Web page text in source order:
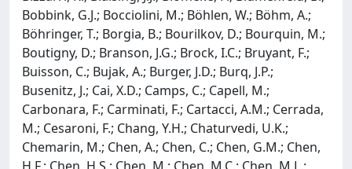
Bobbink, G.J.; Bocciolini, M.; Böhlen, W.; Böhm, A.;
Böhringer, T.; Borgia, B.; Bourilkov, D.; Bourquin, M.;
Boutigny, D.; Branson, J.G.; Brock, I.C.; Bruyant, F.;
Buisson, C.; Bujak, A.; Burger, J.D.; Burq, J.P.;
Busenitz, J.; Cai, X.D.; Camps, C.; Capell, M.;
Carbonara, F.; Carminati, F.; Cartacci, A.M.; Cerrada,
M.; Cesaroni, F.; Chang, Y.H.; Chaturvedi, U.K.;
Chemarin, M.; Chen, A.; Chen, C.; Chen, G.M.; Chen,